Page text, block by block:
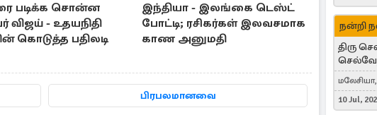
படிக்க சொன்ன
விஜய் - உதயநிதி
கொடுத்த பதிலடி
இந்தியா - இலங்கை டெஸ்ட்
போட்டி; ரசிகர்கள் இலவசமாக
காண அனுமதி
பிரபலமானவை
நன்றி
திரு
Duisburg,
Kingdom
10 Jul,